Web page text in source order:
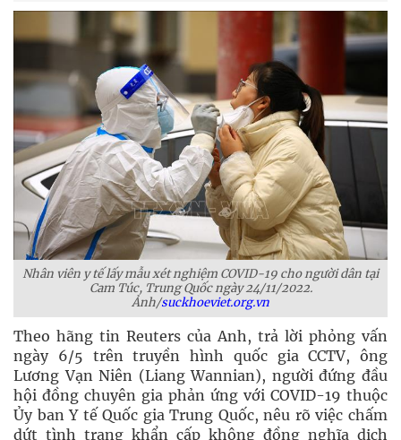
Nhân viên y tế lấy mẫu xét nghiệm COVID-19 cho người dân tại
Cam Túc, Trung Quốc ngày 24/11/2022.
Ảnh/suckhoeviet.org.vn
Theo hãng tin Reuters của Anh, trả lời phỏng vấn
ngày 6/5 trên truyền hình quốc gia CCTV, ông
Lương Vạn Niên (Liang Wannian), người đứng đầu
hội đồng chuyên gia phản ứng với COVID-19 thuộc
Ủy ban Y tế Quốc gia Trung Quốc, nêu rõ việc chấm
dứt tình trạng khẩn cấp không đồng nghĩa dịch